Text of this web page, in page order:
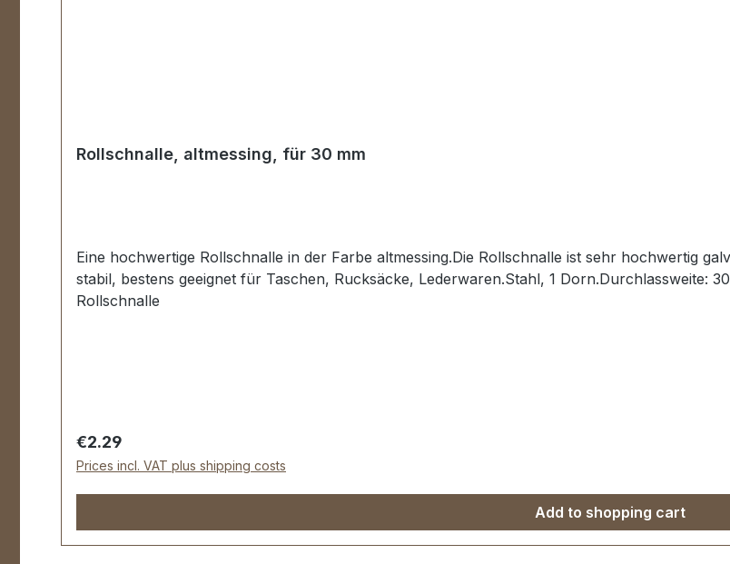
Rollschnalle, altmessing, für 30 mm
Eine hochwertige Rollschnalle in der Farbe altmessing.Die Rollschnalle ist sehr hochwertig
stabil, bestens geeignet für Taschen, Rucksäcke, Lederwaren.Stahl, 1 Dorn.Durchlassweite:
Rollschnalle
Regular price:
€2.29
Prices incl. VAT plus shipping costs
Add to shopping cart